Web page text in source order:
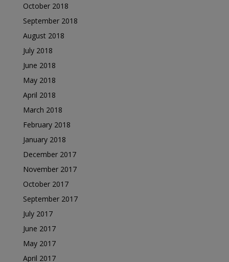
October 2018
September 2018
August 2018
July 2018
June 2018
May 2018
April 2018
March 2018
February 2018
January 2018
December 2017
November 2017
October 2017
September 2017
July 2017
June 2017
May 2017
April 2017